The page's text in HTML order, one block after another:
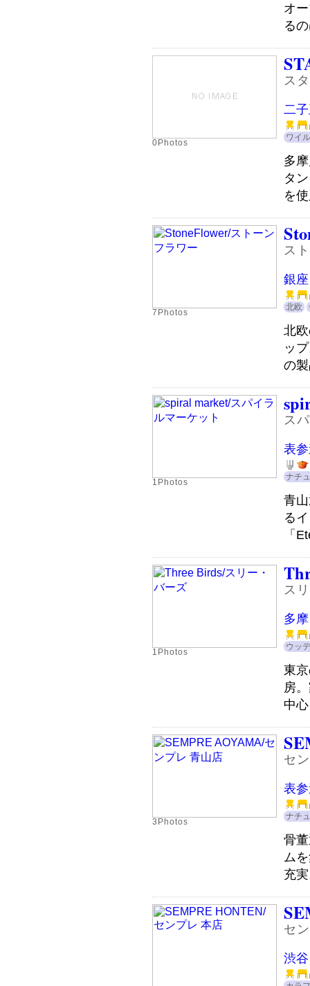
オ
る
0Photos
ス
二
ワイ
多
タ
を
7Photos
ス
銀
北欧
北
ッ
の
1Photos
ス
表
ナチ
青
る
「
1Photos
ス
多摩
ウッ
東
房
中
3Photos
セ
表
ナチ
骨
ム
充
セ
渋谷